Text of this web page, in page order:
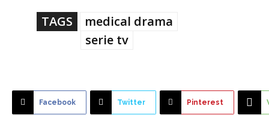
TAGS
medical drama
serie tv
Facebook Twitter Pinterest